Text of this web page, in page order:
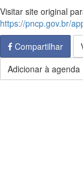
Visitar site original
https://pncp.gov.br/
Compartilhar
Adicionar à agenda